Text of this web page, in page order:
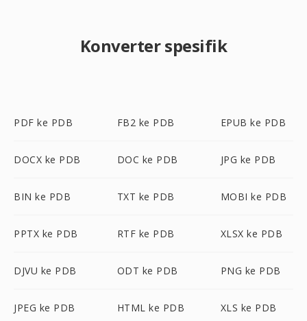
Konverter spesifik
PDF ke PDB FB2 ke PDB EPUB ke PDB
DOCX ke PDB DOC ke PDB JPG ke PDB
BIN ke PDB TXT ke PDB MOBI ke PDB
PPTX ke PDB RTF ke PDB XLSX ke PDB
DJVU ke PDB ODT ke PDB PNG ke PDB
JPEG ke PDB HTML ke PDB XLS ke PDB